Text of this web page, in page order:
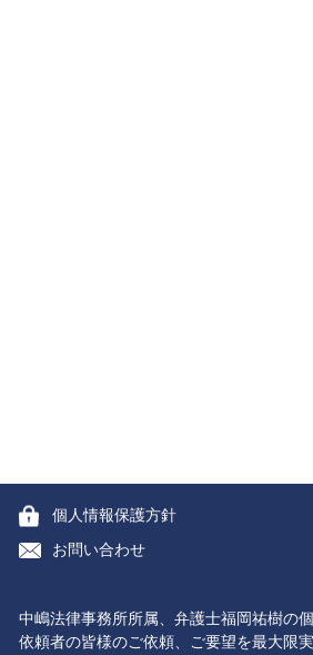
個人情報保護方針
お問い合わせ
中嶋法律事務所所属、弁護士福岡祐樹の個
依頼者の皆様のご依頼、ご要望を最大限